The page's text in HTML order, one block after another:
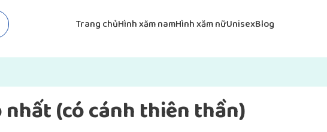
Trang chủHình xăm namHình xăm nữUnisexBlog
(có cánh thiên thần)